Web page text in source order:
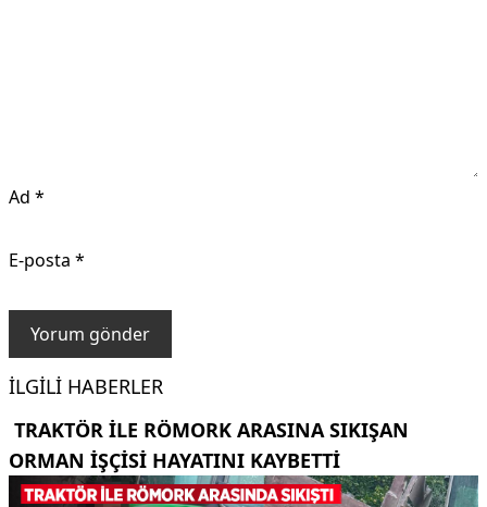
Ad *
E-posta *
İLGILI HABERLER
TRAKTÖR ILE RÖMORK ARASINA SIKIŞAN
ORMAN IŞÇISI HAYATINI KAYBETTI